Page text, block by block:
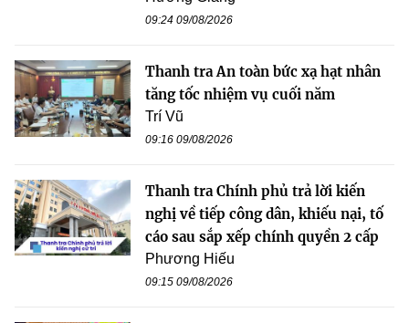
09:24 09/08/2026
Thanh tra An toàn bức xạ hạt nhân
tăng tốc nhiệm vụ cuối năm
Trí Vũ
09:16 09/08/2026
Thanh tra Chính phủ trả lời kiến
nghị về tiếp công dân, khiếu nại, tố
cáo sau sắp xếp chính quyền 2 cấp
Phương Hiếu
09:15 09/08/2026